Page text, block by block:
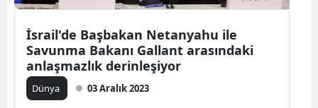
İsrail'de Başbakan Netanyahu ile
Savunma Bakanı Gallant arasındaki
anlaşmazlık derinleşiyor
Dünya 03 Aralık 2023